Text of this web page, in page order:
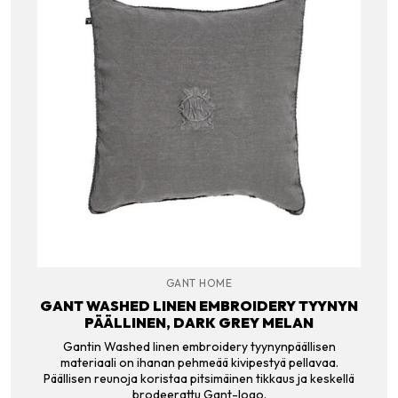
GANT HOME
GANT WASHED LINEN EMBROIDERY TYYNYN
PÄÄLLINEN, DARK GREY MELAN
Gantin Washed linen embroidery tyynynpäällisen
materiaali on ihanan pehmeää kivipestyä pellavaa.
Päällisen reunoja koristaa pitsimäinen tikkaus ja keskellä
brodeerattu Gant-logo.